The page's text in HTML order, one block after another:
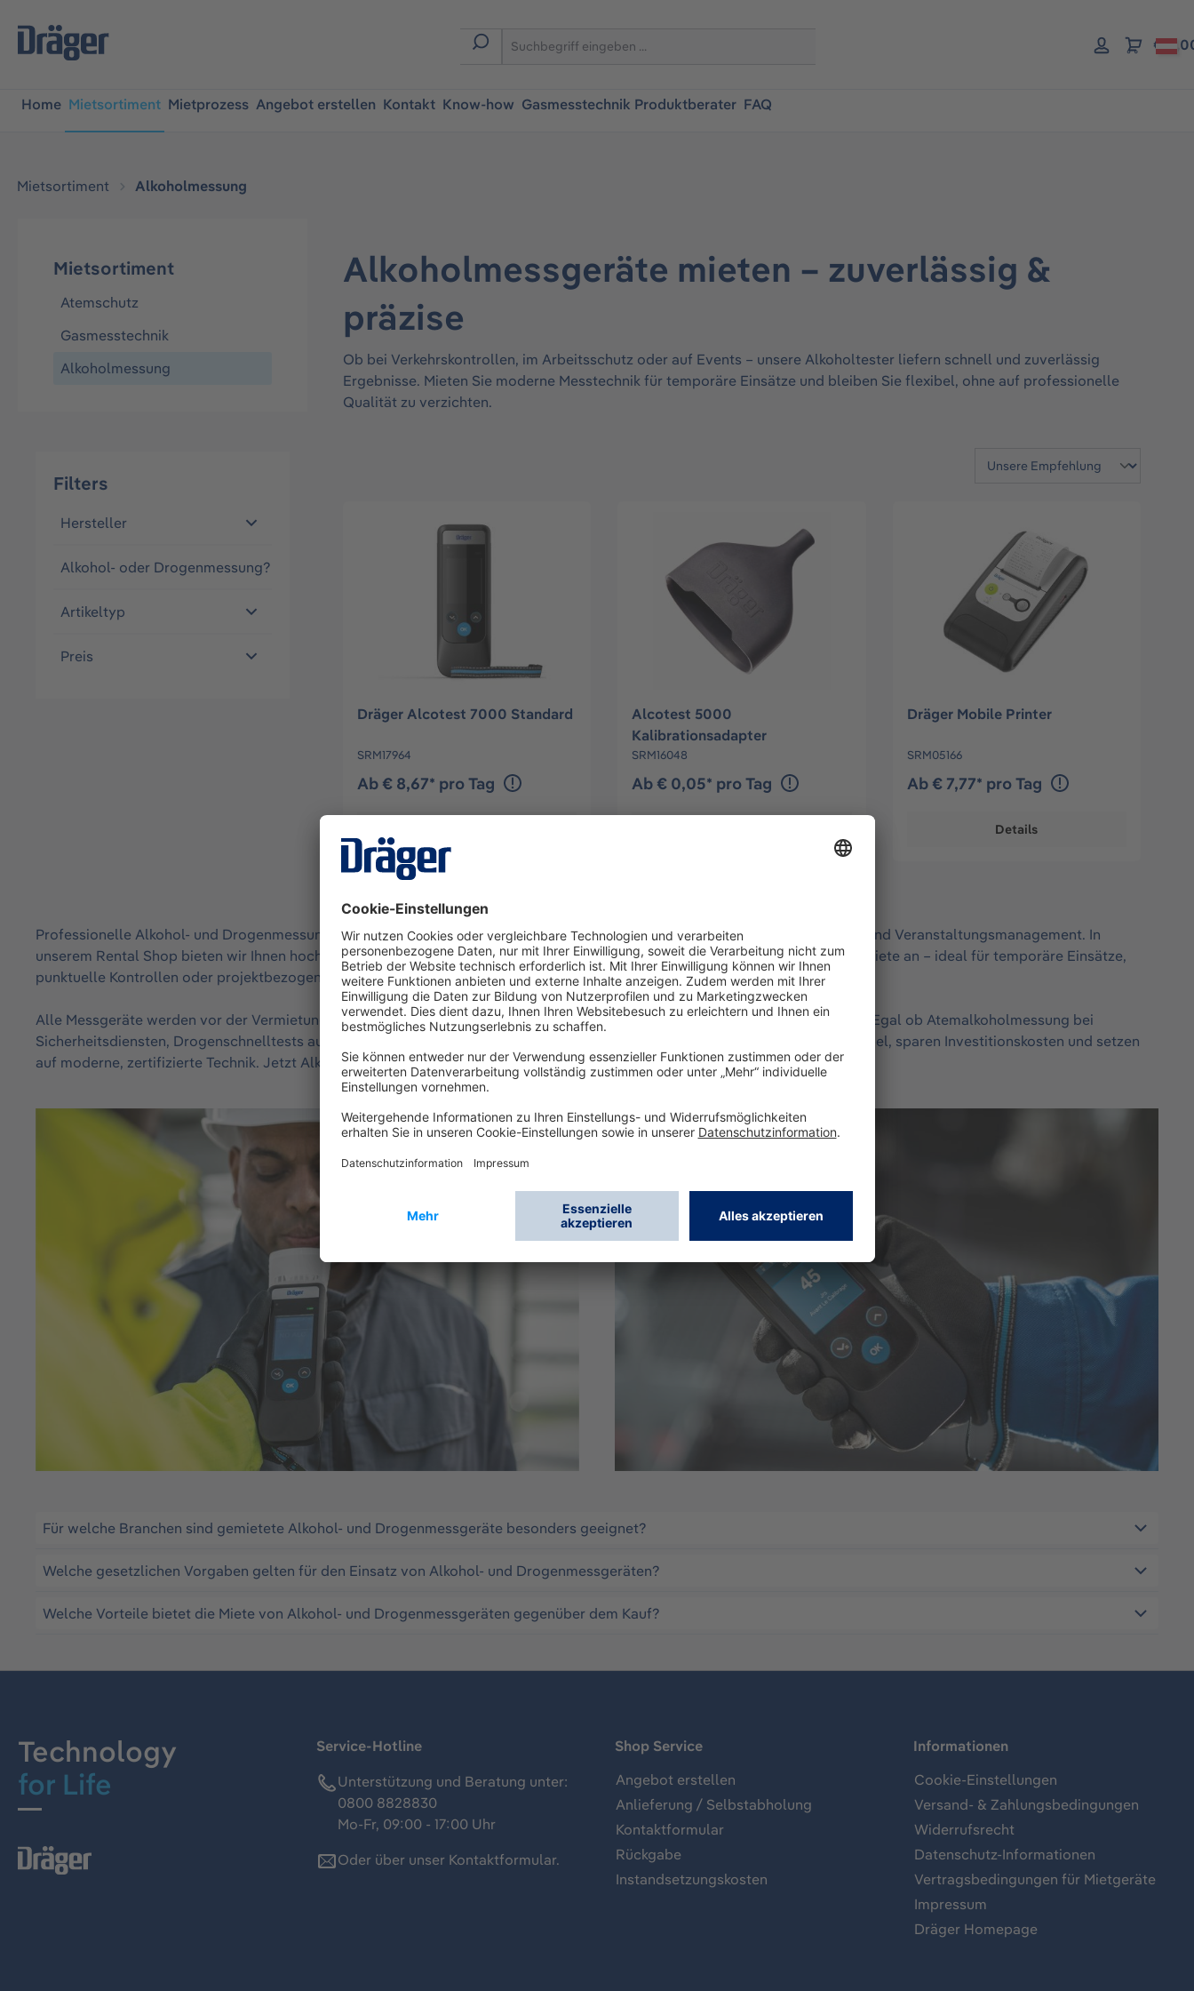
€
Home Mietsortiment Mietprozess Angebot erstellen Kontakt Know-how Gasmesstechnik Produktberater FAQ
Mietsortiment Alkoholmessung
Mietsortiment
Atemschutz
Gasmesstechnik
Alkoholmessung
Filters
Hersteller
Alkohol- oder Drogenmessung?
Artikeltyp
Preis
Alkoholmessgeräte mieten – zuverlässig &
präzise
Ob bei Verkehrskontrollen, im Arbeitsschutz oder auf Events – unsere Alkoholtester liefern schnell und zuverlässig
Ergebnisse. Mieten Sie moderne Messtechnik für temporäre Einsätze und bleiben Sie flexibel, ohne auf professionelle
Qualität zu verzichten.
Dräger Alcotest 7000 Standard
SRM17964
Ab € 8,67* pro Tag
Alcotest 5000
Kalibrationsadapter
SRM16048
Ab € 0,05* pro Tag
Dräger Mobile Printer
SRM05166
Ab € 7,77* pro Tag
Details
Professionelle Alkohol- und Drogenmessung spielt eine entscheidende Rolle im Bereich Arbeitssicherheit, Personenkontrolle und Veranstaltungsmanagement. In
unserem Rental Shop bieten wir Ihnen hochwertige Alkoholtester und Drogendetektoren führender Hersteller wie Dräger zur Miete an – ideal für temporäre Einsätze,
punktuelle Kontrollen oder projektbezogene Anforderungen.
Alle Messgeräte werden vor der Vermietung technisch geprüft, hygienisch aufbereitet und mit dem nötigen Zubehör geliefert. Egal ob Atemalkoholmessung bei
Sicherheitsdiensten, Drogenschnelltests auf Baustellen oder Screening bei Events – mit unserem Mietservice bleiben Sie flexibel, sparen Investitionskosten und setzen
auf moderne, zertifizierte Technik. Jetzt Alkoholmessgeräte und Drogentester mieten und auf Präzision und Sicherheit setzen.
Für welche Branchen sind gemietete Alkohol- und Drogenmessgeräte besonders geeignet?
Welche gesetzlichen Vorgaben gelten für den Einsatz von Alkohol- und Drogenmessgeräten?
Welche Vorteile bietet die Miete von Alkohol- und Drogenmessgeräten gegenüber dem Kauf?
Technology
for Life
Service-Hotline
Unterstützung und Beratung unter:
0800 8828830
Mo-Fr, 09:00 - 17:00 Uhr
Oder über unser Kontaktformular.
Shop Service
Angebot erstellen
Anlieferung / Selbstabholung
Kontaktformular
Rückgabe
Instandsetzungskosten
Informationen
Cookie-Einstellungen
Versand- & Zahlungsbedingungen
Widerrufsrecht
Datenschutz-Informationen
Vertragsbedingungen für Mietgeräte
Impressum
Dräger Homepage